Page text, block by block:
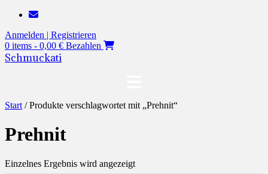
Zum
springen
Anmelden | Registrieren
0 items - 0,00 € Bezahlen
Schmuckati
Start / Produkte verschlagwortet mit „Prehnit“
Prehnit
Einzelnes Ergebnis wird angezeigt